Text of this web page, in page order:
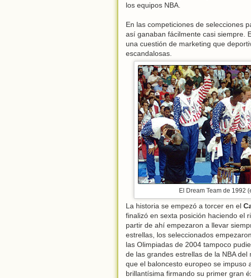
los equipos NBA.
En las competiciones de selecciones
así ganaban fácilmente casi siempre.
una cuestión de marketing que
escandalosas.
El Dream Team de 1992
La historia se empezó a torcer en el
finalizó en sexta posición haciendo el
partir de ahí empezaron a llevar
estrellas, los seleccionados
las Olimpiadas de 2004 tampoco
de las grandes estrellas de la NBA
que el baloncesto europeo se impuso
brillantísima firmando su primer gran